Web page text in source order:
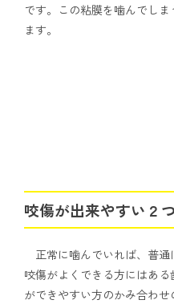
です。この粘膜を噛んでし
ます。
咬傷が出来やすい２
正常に噛んでいれば、普通
咬傷がよくできる方にはあ
ができやすい方のかみ合わせ